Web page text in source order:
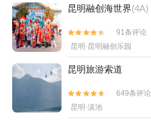
昆明融创海世界(4A)


91条评论
昆明·昆明融创乐园
昆明旅游索道


649条评论
昆明·滇池